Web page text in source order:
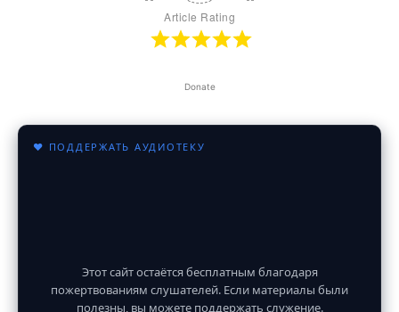
Article Rating
Donate
♥ ПОДДЕРЖАТЬ АУДИОТЕКУ
Этот сайт остаётся бесплатным благодаря
пожертвованиям слушателей. Если материалы были
полезны, вы можете поддержать служение.